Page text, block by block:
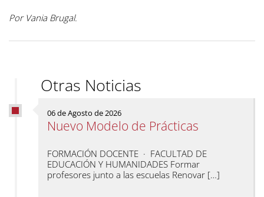
Por Vania Brugal.
Otras Noticias
06 de Agosto de 2026
Nuevo Modelo de Prácticas
FORMACIÓN DOCENTE · FACULTAD DE
EDUCACIÓN Y HUMANIDADES Formar
profesores junto a las escuelas Renovar […]